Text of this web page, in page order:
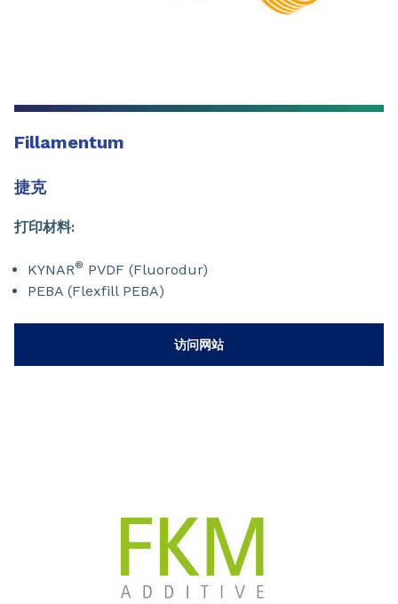
Fillamentum
捷克
打印材料:
KYNAR® PVDF (Fluorodur)
PEBA (Flexfill PEBA)
访问网站